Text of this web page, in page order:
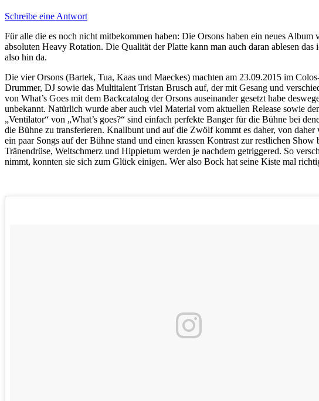
Schreibe eine Antwort
Für alle die es noch nicht mitbekommen haben: Die Orsons haben ein neues
absoluten Heavy Rotation. Die Qualität der Platte kann man auch daran ablesen
also hin da.
Die vier Orsons (Bartek, Tua, Kaas und Maeckes) machten am 23.09.2015 im
Drummer, DJ sowie das Multitalent Tristan Brusch auf, der mit Gesang und
von What’s Goes mit dem Backcatalog der Orsons auseinander gesetzt habe
unbekannt. Natürlich wurde aber auch viel Material vom aktuellen Release sowie
„Ventilator“ von „What’s goes?“ sind einfach perfekte Banger für die Bühne bei
die Bühne zu transferieren. Knallbunt und auf die Zwölf kommt es daher, von
ein paar Songs auf der Bühne stand und einen krassen Kontrast zur restlichen
Tränendrüse, Weltschmerz und Hippietum werden je nachdem getriggered. So
nimmt, konnten sie sich zum Glück einigen. Wer also Bock hat seine Kiste mal